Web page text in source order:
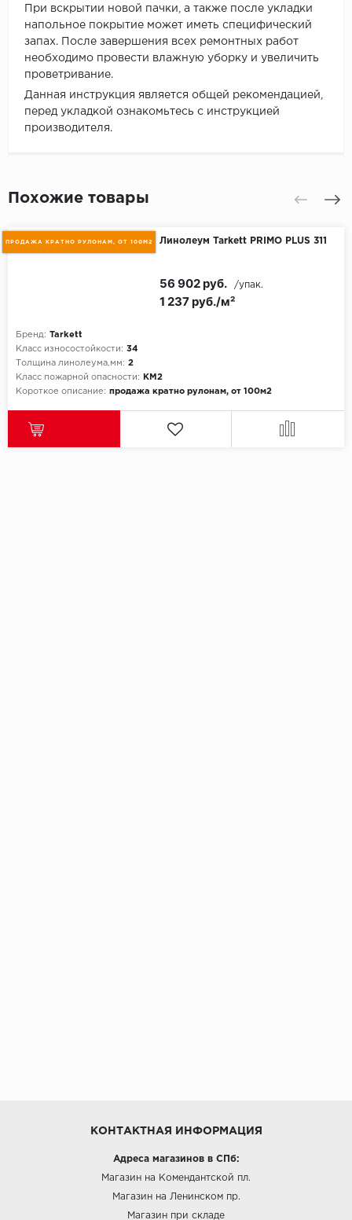
При вскрытии новой пачки, а также после укладки
напольное покрытие может иметь специфический
запах. После завершения всех ремонтных работ
необходимо провести влажную уборку и увеличить
проветривание.
Данная инструкция является общей рекомендацией,
перед укладкой ознакомьтесь с инструкцией
производителя.
Похожие товары
ПРОДАЖА КРАТНО РУЛОНАМ, ОТ 100М2 Линолеум Tarkett PRIMO PLUS 311
Бренд: Tarkett
Класс износостойкости: 34
Толщина линолеума,мм: 2
Класс пожарной опасности:
КМ2
Короткое описание: продажа кратно рулонам, от 100м2
1 237 руб./м²
56 902 руб. /упак.
КОНТАКТНАЯ ИНФОРМАЦИЯ
Адреса магазинов в СПб:
Магазин на Комендантской пл.
Магазин на Ленинском пр.
Магазин при складе